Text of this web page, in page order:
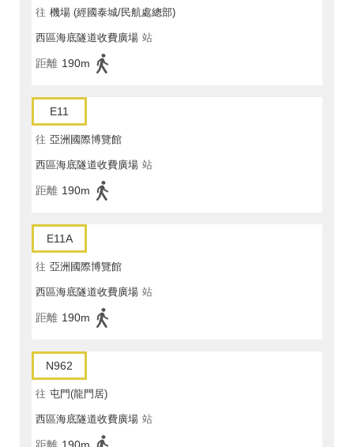
往 機場 (經國泰城/民航處總部)
西區海底隧道收費廣場 站
距離 190m
E11
往 亞洲國際博覽館
西區海底隧道收費廣場 站
距離 190m
E11A
往 亞洲國際博覽館
西區海底隧道收費廣場 站
距離 190m
N962
往 屯門(龍門居)
西區海底隧道收費廣場 站